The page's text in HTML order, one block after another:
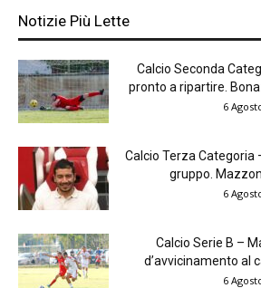
Notizie Più Lette
Calcio Seconda
pronto a ripartire.
6
Calcio Terza Categoria
gruppo.
6
Calcio Serie B –
d’avvicinamento al
6